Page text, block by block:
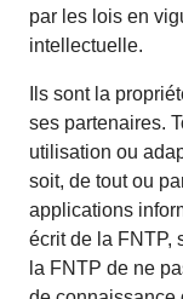
par les lois en
intellectuelle.
Ils sont la
ses partenaires.
utilisation ou
soit, de tout ou
applications
écrit de la FNTP,
la FNTP de ne